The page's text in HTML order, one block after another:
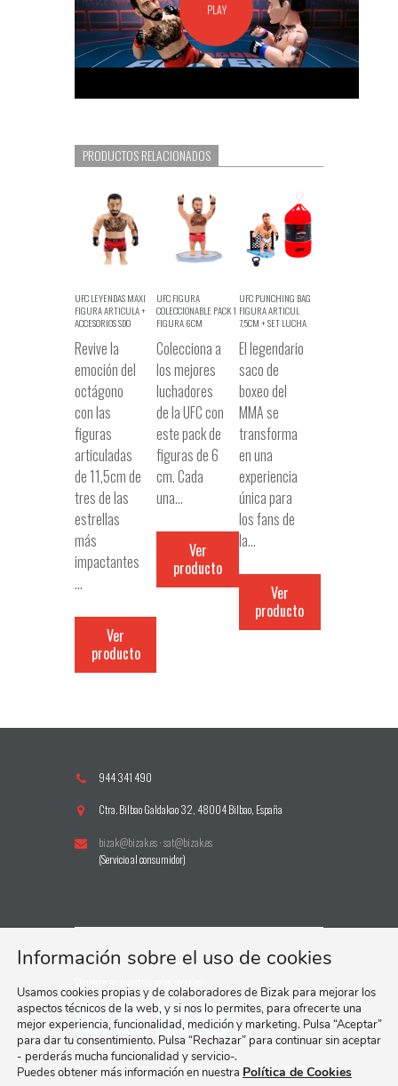
PLAY
PRODUCTOS RELACIONADOS
UFC LEYENDAS MAXI
FIGURA ARTICULA +
ACCESORIOS SDO
Revive la
emoción del
octágono
con las
figuras
articuladas
de 11,5cm de
tres de las
estrellas
más
impactantes
…
Ver
producto
UFC FIGURA
COLECCIONABLE PACK 1
FIGURA 6CM
Colecciona a
los mejores
luchadores
de la UFC con
este pack de
figuras de 6
cm. Cada
una…
Ver
producto
UFC PUNCHING BAG
FIGURA ARTICUL
7,5CM + SET LUCHA
El legendario
saco de
boxeo del
MMA se
transforma
en una
experiencia
única para
los fans de
la…
Ver
producto
944 341 490
Ctra. Bilbao Galdakao 32, 48004 Bilbao, España
bizak@bizak.es·sat@bizak.es
(Servicio al consumidor)
Información sobre el uso de cookies
Usamos cookies propias y de colaboradores de Bizak para mejorar los
aspectos técnicos de la web, y si nos lo permites, para ofrecerte una
mejor experiencia, funcionalidad, medición y marketing. Pulsa “Aceptar”
para dar tu consentimiento. Pulsa “Rechazar” para continuar sin aceptar
- perderás mucha funcionalidad y servicio-.
Puedes obtener más información en nuestra Política de Cookies